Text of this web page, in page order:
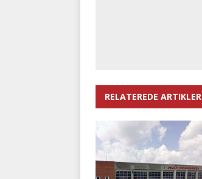
RELATEREDE ARTIKLER